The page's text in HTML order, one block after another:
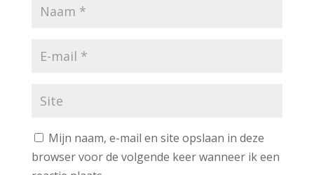
Mijn naam, e-mail en site opslaan in deze
browser voor de volgende keer wanneer ik een